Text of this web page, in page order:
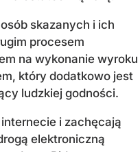
skazanych i ich
procesem
na wykonanie wyroku
który dodatkowo jest
ludzkiej godności.
i zachęcają
elektroniczną